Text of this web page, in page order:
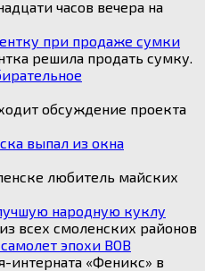
часов вечера на
при продаже сумки
решила продать сумку.
обсуждение проекта
выпал из окна
любитель майских
народную куклу
всех смоленских районов
эпохи ВОВ
интерната «Феникс» в